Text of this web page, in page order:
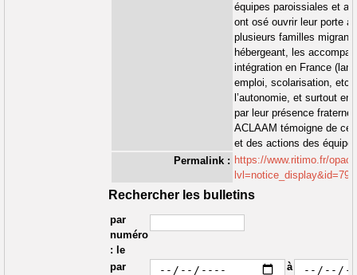
équipes paroissiales et
ont osé ouvrir leur porte à
plusieurs familles
hébergeant, les
intégration en France
emploi, scolarisation, etc.)
l’autonomie, et surtout en
par leur présence
ACLAAM témoigne de
et des actions des
Permalink : https://www.ritimo.fr/
Rechercher les bulletins
par
numéro
: le
par
à